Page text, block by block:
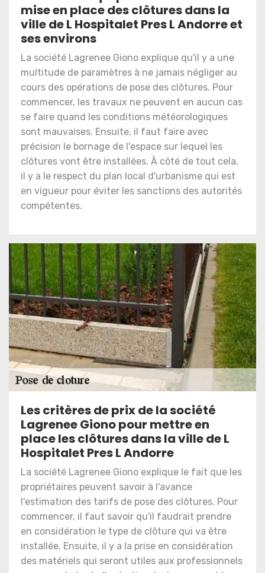
mise en place des clôtures dans la
ville de L Hospitalet Pres L Andorre et
ses environs
La société Lagrenee Giono explique qu'il y a une
multitude de paramètres à ne jamais négliger au
cours des opérations de pose des clôtures. Pour
commencer, les travaux ne peuvent en aucun cas
se faire quand les conditions météorologiques
sont mauvaises. Ensuite, il faut faire avec
précision le bornage de l'espace sur lequel les
clôtures vont être installées. À côté de tout cela,
il y a le respect du plan local d'urbanisme qui est
en vigueur pour éviter les sanctions des autorités
compétentes.
Les critères de prix de la société
Lagrenee Giono pour mettre en
place les clôtures dans la ville de L
Hospitalet Pres L Andorre
La société Lagrenee Giono explique le fait que les
propriétaires peuvent savoir à l'avance
l'estimation des tarifs de pose des clôtures. Pour
commencer, il faut savoir qu'il faudrait prendre
en considération le type de clôture qui va être
installée. Ensuite, il y a la prise en considération
des matériels qui seront utiles aux professionnels